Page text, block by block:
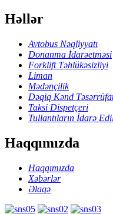
Həllər
Avtobus Nəqliyyatı
Donanma İdarəetməsi
Forklift Təhlükəsizliyi
Liman
Mədənçilik
Dəqiq Kənd
Taksi Dispetçeri
Tullantıların İdarə
Haqqımızda
Haqqımızda
Xəbərlər
Əlaqə